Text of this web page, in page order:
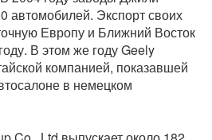
автомобилей. Экспорт своих
Европу и Ближний Восток
В этом же году Geely
компанией, показавшей
в немецком